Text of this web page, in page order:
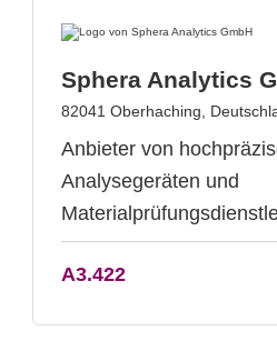
Sphera Analytics
82041 Oberhaching,
Anbieter von
Analysegeräten und
A3.422